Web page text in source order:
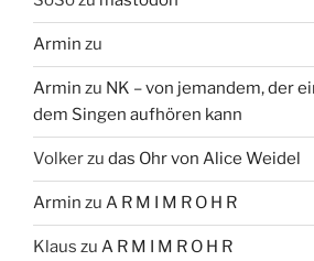
Armin zu
Armin zu NK – von jemandem, der
dem Singen aufhören kann
Volkerzu das Ohr von Alice Weidel
Armin zu A R M I M R O H R
Klaus zu A R M I M R O H R